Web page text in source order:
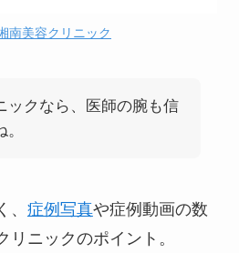
南美容クリニック
ックなら、医師の腕も信
症例写真や症例動画の数
リニックのポイント。